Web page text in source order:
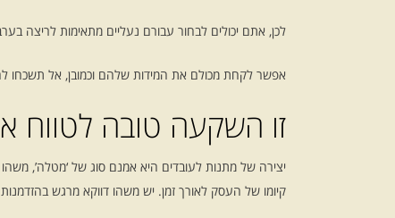
לכן, אתם יכולים לבחור עבורם נעליים מתאימות לריצה
אפשר לקחת מכולם את המידות שלהם וכמובן, אל תשכחו
זו השקעה טובה לטווח
יצירה של מתנות לעובדים היא אמנם סוג של ‘מטלה’,
קיומו של העסק לאורך זמן. יש משהו דווקא מרגש